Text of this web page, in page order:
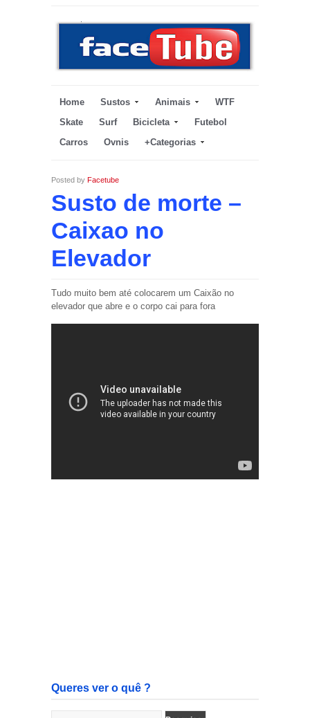
Home Sustos Animais
WTF
Skate
Surf Bicicleta
Futebol
Carros
Ovnis +Categorias
Posted by Facetube
Susto de morte –
Caixao no
Elevador
Tudo muito bem até colocarem um Caixão no
elevador que abre e o corpo cai para fora
Queres ver o quê ?